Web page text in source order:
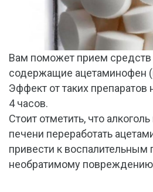
Вам поможет прием средств
содержащие ацетаминофен
Эффект от таких препаратов
4 часов.
Стоит отметить, что
печени переработать
привести к воспалительным
необратимому